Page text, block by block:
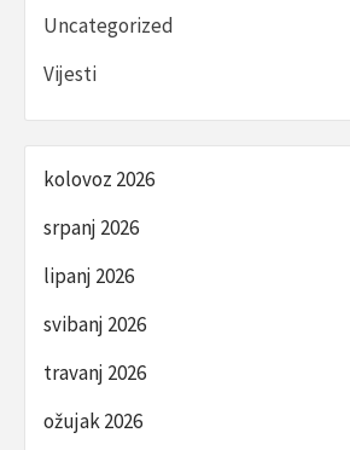
Uncategorized
Vijesti
kolovoz 2026
srpanj 2026
lipanj 2026
svibanj 2026
travanj 2026
ožujak 2026